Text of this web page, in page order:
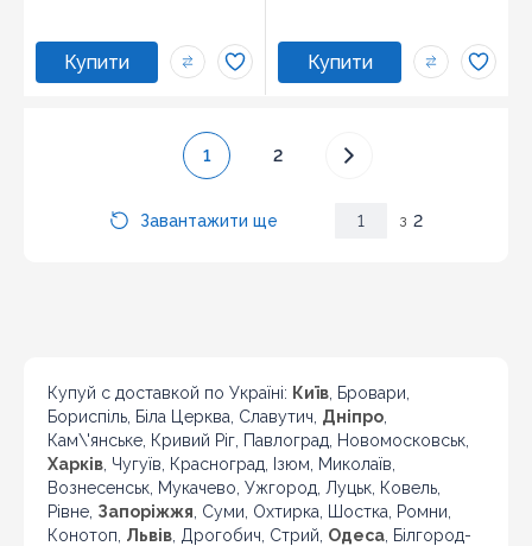
Завантажити ще
1 2
1 з 2
Купуй с доставкой по Україні: Київ , Бровари,
Бориспіль, Біла Церква, Славутич, Дніпро
Кам\'янське, Кривий Ріг, Павлоград, Новомосковськ,
Харків , Чугуїв, Красноград, Ізюм, Миколаїв,
Вознесенськ, Мукачево, Ужгород, Луцьк, Ковель,
Рівне, Запоріжжя , Суми, Охтирка, Шостка, Ромни,
Конотоп, Львів , Дрогобич, Стрий, Одеса , Білгород-